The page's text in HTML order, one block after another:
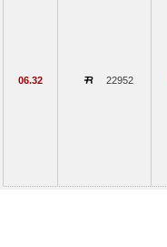
06.32 22952